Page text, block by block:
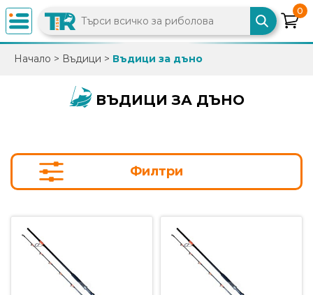
×
info@trfish.com
Регистрация
Промоции
0
Начало > Въдици > Въдици за дъно
ВЪДИЦИ ЗА ДЪНО
Филтри